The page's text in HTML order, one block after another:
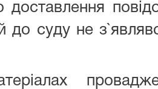
доставлення
до суду не